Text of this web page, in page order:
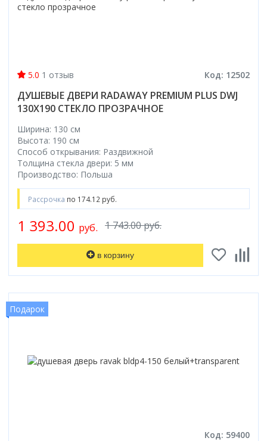
5.0 1 отзыв Код: 12502
ДУШЕВЫЕ ДВЕРИ RADAWAY PREMIUM PLUS DWJ
130Х190 СТЕКЛО ПРОЗРАЧНОЕ
Ширина: 130 см
Высота: 190 см
Способ открывания: Раздвижной
Толщина стекла двери: 5 мм
Производство: Польша
Рассрочка по 174.12 руб.
1 743.00 руб.
1 393.00 руб.
в корзину
Подарок
Код: 59400